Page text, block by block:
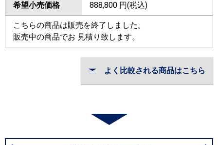
希望小売価格 888,800 円(税込)
こちらの商品は販売を終了しました。
販売中の商品でお 見積り致します。
よく比較される商品はこちら